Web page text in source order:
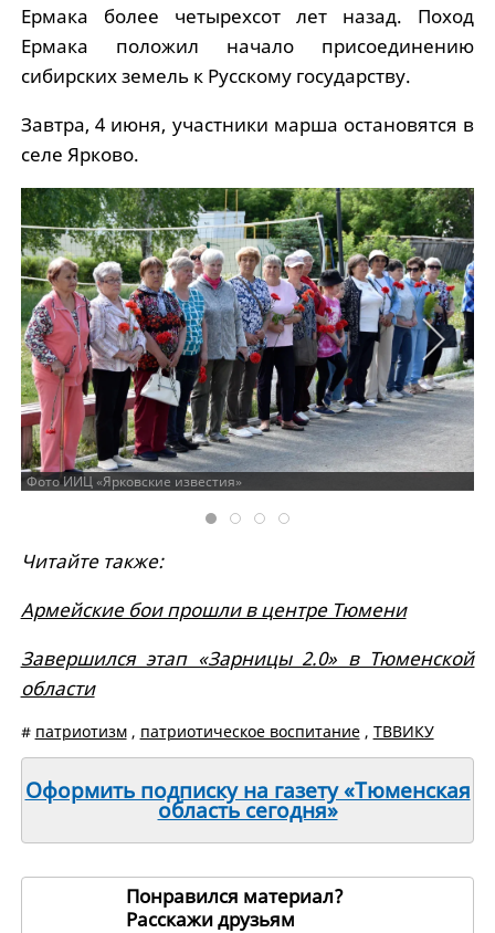
Ермака более четырехсот лет назад. Поход
Ермака положил начало присоединению
сибирских земель к Русскому государству.
Завтра, 4 июня, участники марша остановятся в
селе Ярково.
Фото ИИЦ «Ярковские известия»
Читайте также:
Армейские бои прошли в центре Тюмени
Завершился этап «Зарницы 2.0» в Тюменской
области
# патриотизм, патриотическое воспитание, ТВВИКУ
Оформить подписку на газету «Тюменская
область сегодня»
Понравился материал?
Расскажи друзьям